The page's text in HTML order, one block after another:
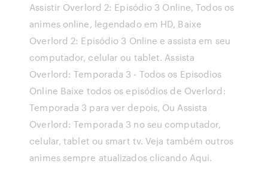
Assistir Overlord 2: Episódio 3 Online, Todos os
animes online, legendado em HD, Baixe
Overlord 2: Episódio 3 Online e assista em seu
computador, celular ou tablet. Assista
Overlord: Temporada 3 - Todos os Episodios
Online Baixe todos os episódios de Overlord:
Temporada 3 para ver depois, Ou Assista
Overlord: Temporada 3 no seu computador,
celular, tablet ou smart tv. Veja também outros
animes sempre atualizados clicando Aqui.